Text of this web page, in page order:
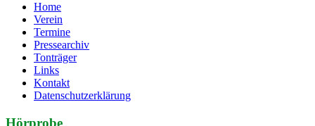
Home
Verein
Termine
Pressearchiv
Tonträger
Links
Kontakt
Datenschutzerklärung
Hörprobe